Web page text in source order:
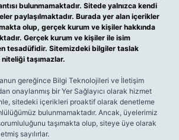
bulunmamaktadır. Sitede yalnızca kendi
paylaşılmaktadır. Burada yer alan içerikler
olup, gerçek kurum ve kişiler hakkında
Gerçek kurum ve kişiler ile isim
tesadüfidir. Sitemizdeki bilgiler taslak
taşımazlar.
gereğince Bilgi Teknolojileri ve İletişim
onaylanmış bir Yer Sağlayıcı olarak hizmet
sitedeki içerikleri proaktif olarak denetleme
bulunmamaktadır. Ancak, üyelerimiz
taşımakta olup, siteye üye olarak
sayılırlar.